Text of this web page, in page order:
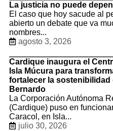
La justicia no puede
El caso que hoy sacude al
abierto un debate que va
nombres...
agosto 3, 2026
Cardique inaugura el
Isla Múcura para
fortalecer la sostenibilidad
Bernardo
La Corporación Autónoma
(Cardique) puso en
Caracol, en Isla...
julio 30, 2026